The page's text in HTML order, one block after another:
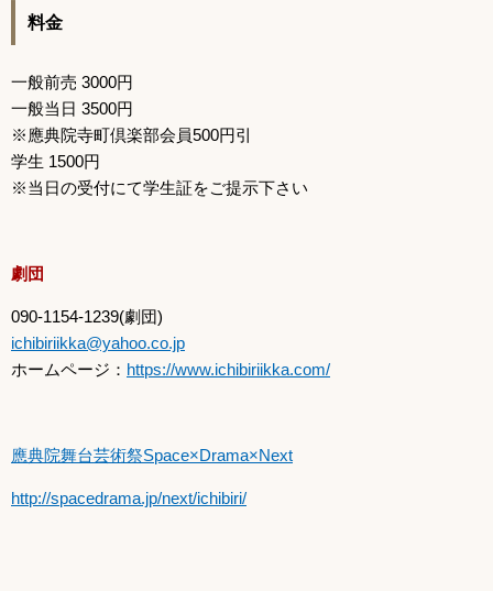
料金
一般前売 3000円
一般当日 3500円
※應典院寺町倶楽部会員500円引
学生 1500円
※当日の受付にて学生証をご提示下さい
劇団
090-1154-1239(劇団)
ichibiriikka@yahoo.co.jp
ホームページ： https://www.ichibiriikka.com/
應典院舞台芸術祭Space×Drama×Next
http://spacedrama.jp/next/ichibiri/